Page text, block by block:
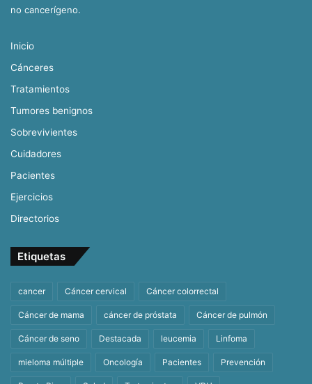
no cancerígeno.
Inicio
Cánceres
Tratamientos
Tumores benignos
Sobrevivientes
Cuidadores
Pacientes
Ejercicios
Directorios
Etiquetas
cancer Cáncer cervical Cáncer colorrectal
Cáncer de mama cáncer de próstata Cáncer de pulmón
Cáncer de seno Destacada leucemia Linfoma
mieloma múltiple Oncología Pacientes Prevención